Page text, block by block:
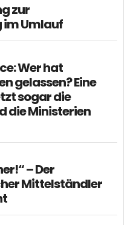
zur
Umlauf
Wer hat
gelassen? Eine
sogar die
die Ministerien
– Der
Mittelständler